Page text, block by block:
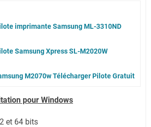
imprimante Samsung ML-3310ND
Samsung Xpress SL-M2020W
M2070w Télécharger Pilote Gratuit
pour Windows
et 64 bits